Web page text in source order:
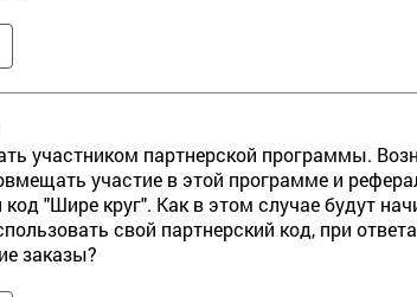
участником партнерской программы.
участие в этой программе и
"Шире круг". Как в этом случае будут
свой партнерский код, при
заказы?